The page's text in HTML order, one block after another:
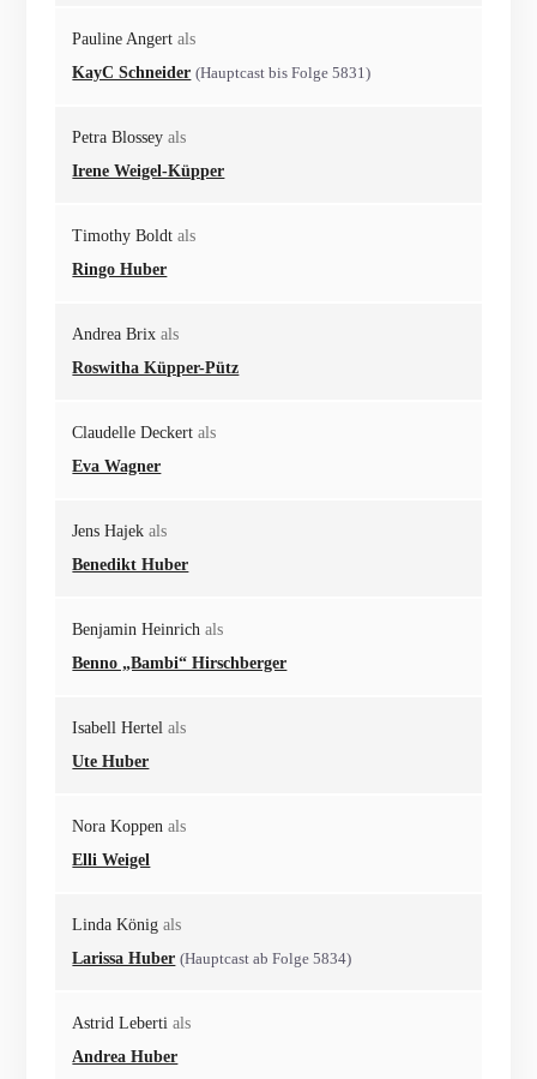
Pauline Angert als
KayC Schneider (Hauptcast bis Folge 5831)
Petra Blossey als
Irene Weigel-Küpper
Timothy Boldt als
Ringo Huber
Andrea Brix als
Roswitha Küpper-Pütz
Claudelle Deckert als
Eva Wagner
Jens Hajek als
Benedikt Huber
Benjamin Heinrich als
Benno „Bambi“ Hirschberger
Isabell Hertel als
Ute Huber
Nora Koppen als
Elli Weigel
Linda König als
Larissa Huber (Hauptcast ab Folge 5834)
Astrid Leberti als
Andrea Huber